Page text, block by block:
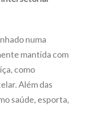
numa
mantida com
como
Além das
saúde, esporta,